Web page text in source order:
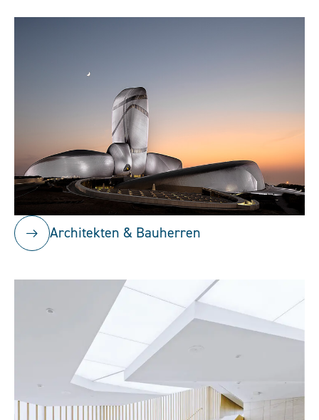
Architekten & Bauherren